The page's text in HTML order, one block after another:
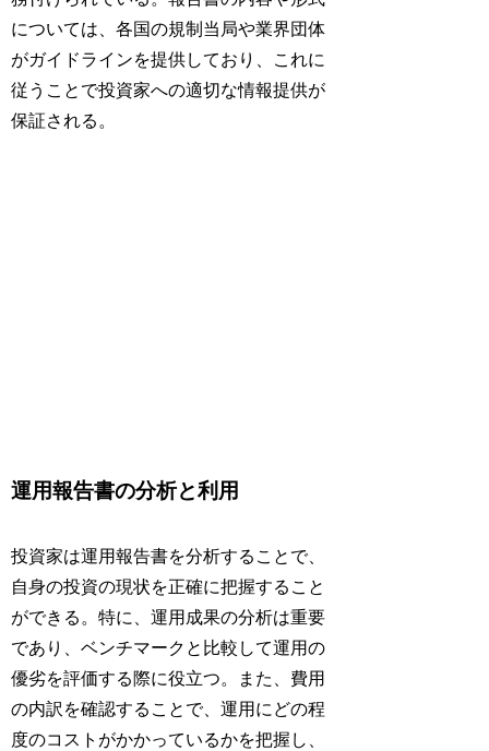
については、各国の規制当局や業界団体
がガイドラインを提供しており、これに
従うことで投資家への適切な情報提供が
保証される。
運用報告書の分析と利用
投資家は運用報告書を分析することで、
自身の投資の現状を正確に把握すること
ができる。特に、運用成果の分析は重要
であり、ベンチマークと比較して運用の
優劣を評価する際に役立つ。また、費用
の内訳を確認することで、運用にどの程
度のコストがかかっているかを把握し、